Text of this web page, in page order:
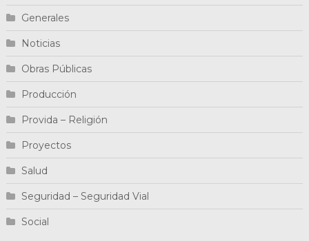
Generales
Noticias
Obras Públicas
Producción
Provida – Religión
Proyectos
Salud
Seguridad – Seguridad Vial
Social